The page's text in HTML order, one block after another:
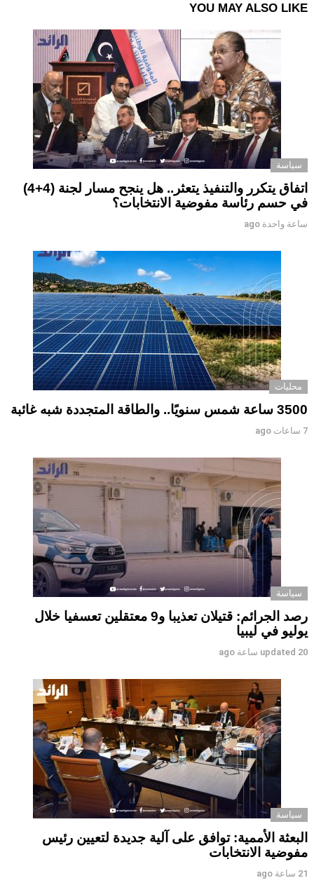
YOU MAY ALSO LIKE
سياسة
اتفاق يتكرر والتنفيذ يتعثر.. هل ينجح مسار لجنة (4+4)
في حسم رئاسة مفوضية الانتخابات؟
ساعة واحدة ago
محليات
3500 ساعة شمس سنويًا.. والطاقة المتجددة شبه غائبة
7 ساعات ago
سياسة
رصد الجرائم: قتيلان تعذيبا و9 معتقلين تعسفيا خلال
يوليو في ليبيا
updated 20 ساعة ago
سياسة
البعثة الأممية: توافق على آلية جديدة لتعيين رئيس
مفوضية الانتخابات
21 ساعة ago